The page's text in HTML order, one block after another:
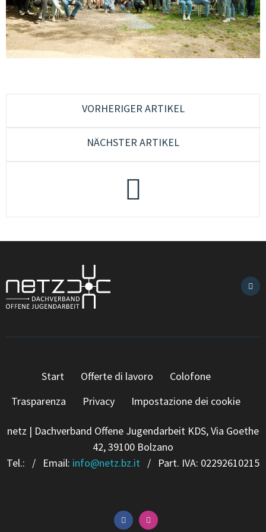
CONSULENZA & FORMAZIONE
QUALITÀ & SVILUPPO
CULTURA & MUSICA GIOVANILE
GENDER & PEDAGOGIA SESSUALE
GRUPPI DI LAVORO
JUGENDCOACHINGGIOVANI
CONTATTI
VORHERIGER ARTIKEL
NÄCHSTER ARTIKEL
Start Offerte di lavoro
Colofone
Trasparenza
Privacy Impostazione dei cookie
netz | Dachverband Offene Jugendarbeit KDS, Via Goethe
42, 39100 Bolzano
Tel.:
/ Email: info@netz.bz.it / Part. IVA: 02292610215